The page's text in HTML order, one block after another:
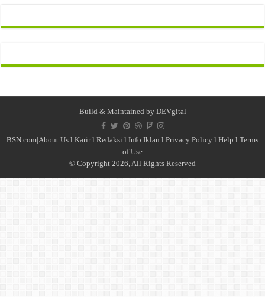
Build & Maintained by DEVgital
BSN.com|About Us l Karirl Redaksi l Info Iklan l Privacy Policy l Help l Terms
of Use
© Copyright 2026, All Rights Reserved